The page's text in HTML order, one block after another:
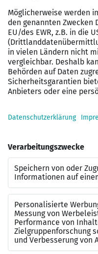
30 Tage Urlaub
Hybrid Work /
JobRad / Bike-
Fitness-
Interessiert?
Als Teil der Adecco
weltweit das führende
Personallösungen. Ihre
uns in den besten
Know-how!
Kontakt zu uns